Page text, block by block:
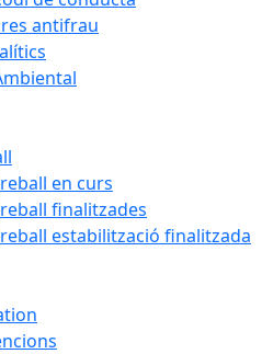
antifrau
en curs
finalitzades
estabilització finalitzada